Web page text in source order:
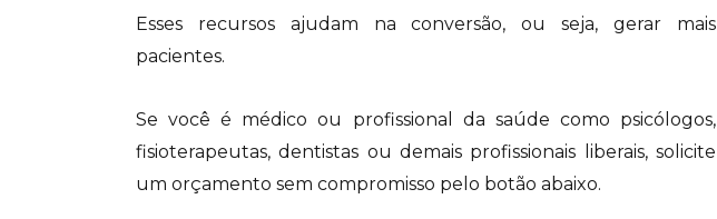
Esses recursos ajudam na conversão, ou seja, gerar mais
pacientes.
Se você é médico ou profissional da saúde como psicólogos,
fisioterapeutas, dentistas ou demais profissionais liberais, solicite
um orçamento sem compromisso pelo botão abaixo.